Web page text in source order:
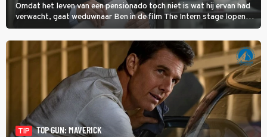
Omdat het leven van een pensionado toch niet is wat hij ervan had
verwacht, gaat weduwnaar Ben in de film The Intern stage lopen
bij de hippe webwinkel van Jules, wat een gouden zet blijkt te zijn.
TIP
TOP GUN: MAVERICK